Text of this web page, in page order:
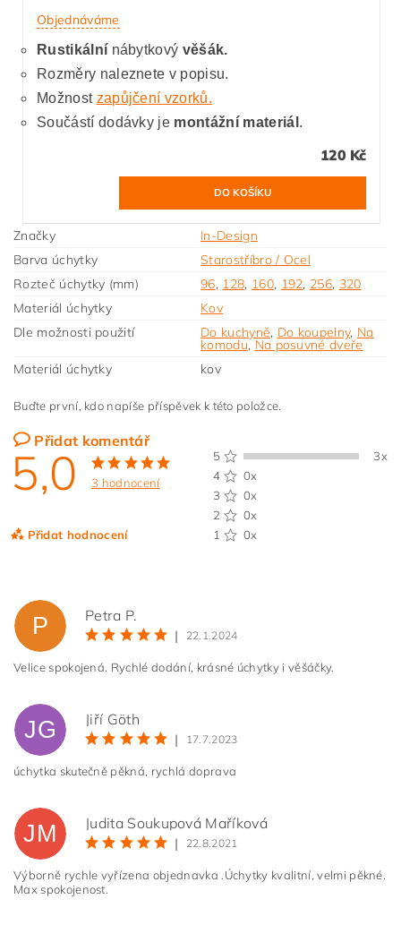
Objednáváme
Rustikální nábytkový věšák.
Rozměry naleznete v popisu.
Možnost zapůjčení vzorků.
Součástí dodávky je montážní materiál .
120 Kč
Značky
In-Design
Barva úchytky
Starostříbro / Ocel
Rozteč úchytky (mm)
96, 128, 160, 192, 256, 320
Materiál úchytky
Kov
Dle možnosti použití
Do kuchyně, Do koupelny, Na
komodu, Na posuvné dveře
Materiál úchytky
kov
Buďte první, kdo napíše příspěvek k této položce.
Přidat komentář
5,0 3 hodnocení
Přidat hodnocení
5
3x
4
0x
3
0x
2
0x
1
0x
Vložením hodnocení souhlasíte s
osobních údajů
P
Petra P.
|
22.1.2024
Velice spokojená. Rychlé dodání, krásné úchytky i věšáčky.
JG
Jiří Göth
|
17.7.2023
úchytka skutečně pěkná, rychlá doprava
JM
Judita Soukupová Maříková
|
22.8.2021
Výborně rychle vyřízena objednavka .Úchytky kvalitní, velmi pěkné.
Max spokojenost.